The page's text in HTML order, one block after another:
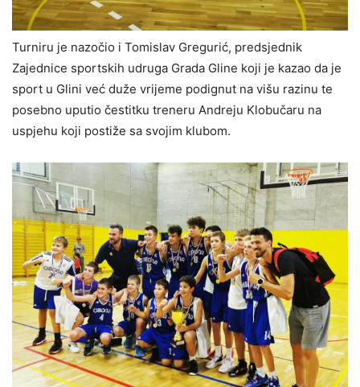
Turniru je nazočio i Tomislav Gregurić, predsjednik
Zajednice sportskih udruga Grada Gline koji je kazao da je
sport u Glini već duže vrijeme podignut na višu razinu te
posebno uputio čestitku treneru Andreju Klobučaru na
uspjehu koji postiže sa svojim klubom.